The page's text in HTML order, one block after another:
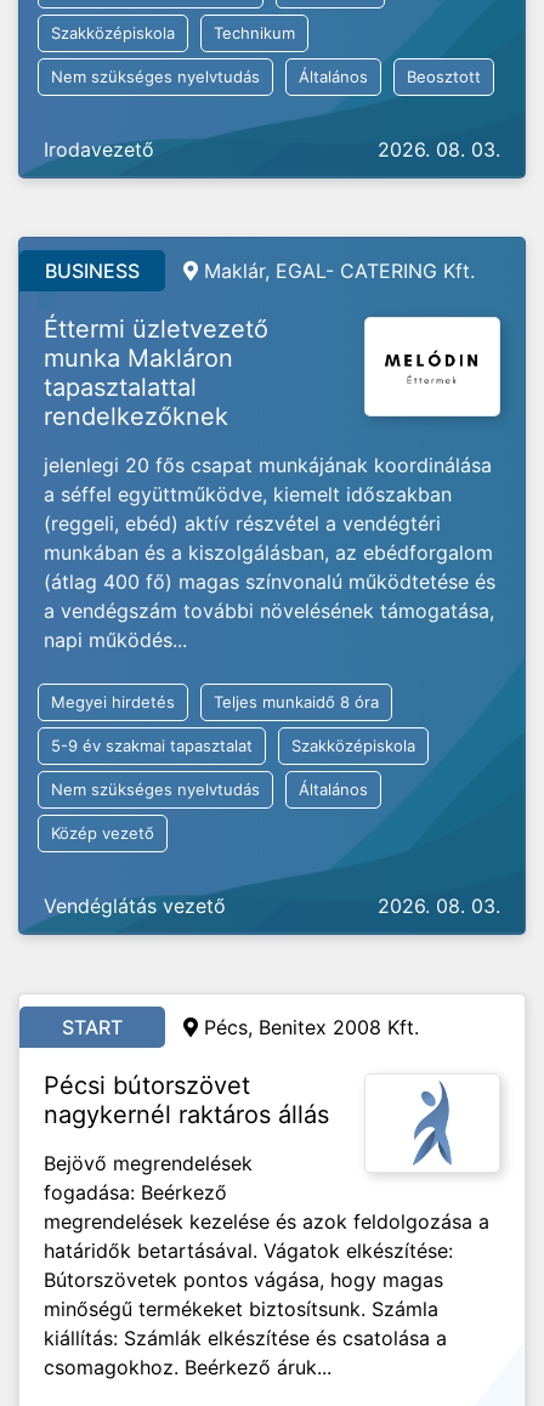
Szakközépiskola Technikum
Nem szükséges nyelvtudás Általános Beosztott
Irodavezető 2026. 08. 03.
BUSINESS Maklár, EGAL- CATERING Kft.
Éttermi üzletvezető
munka Makláron
tapasztalattal
rendelkezőknek
jelenlegi 20 fős csapat munkájának koordinálása
a séffel együttműködve, kiemelt időszakban
(reggeli, ebéd) aktív részvétel a vendégtéri
munkában és a kiszolgálásban, az ebédforgalom
(átlag 400 fő) magas színvonalú működtetése és
a vendégszám további növelésének támogatása,
napi működés...
Megyei hirdetés Teljes munkaidő 8 óra
5-9 év szakmai tapasztalat Szakközépiskola
Nem szükséges nyelvtudás Általános
Közép vezető
Vendéglátás vezető 2026. 08. 03.
START Pécs, Benitex 2008 Kft.
Pécsi bútorszövet
nagykernél raktáros állás
Bejövő megrendelések
fogadása: Beérkező
megrendelések kezelése és azok feldolgozása a
határidők betartásával. Vágatok elkészítése:
Bútorszövetek pontos vágása, hogy magas
minőségű termékeket biztosítsunk. Számla
kiállítás: Számlák elkészítése és csatolása a
csomagokhoz. Beérkező áruk...